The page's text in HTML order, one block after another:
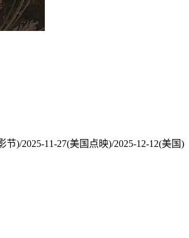
)/2025-11-27(美国点映)/2025-12-12(美国)